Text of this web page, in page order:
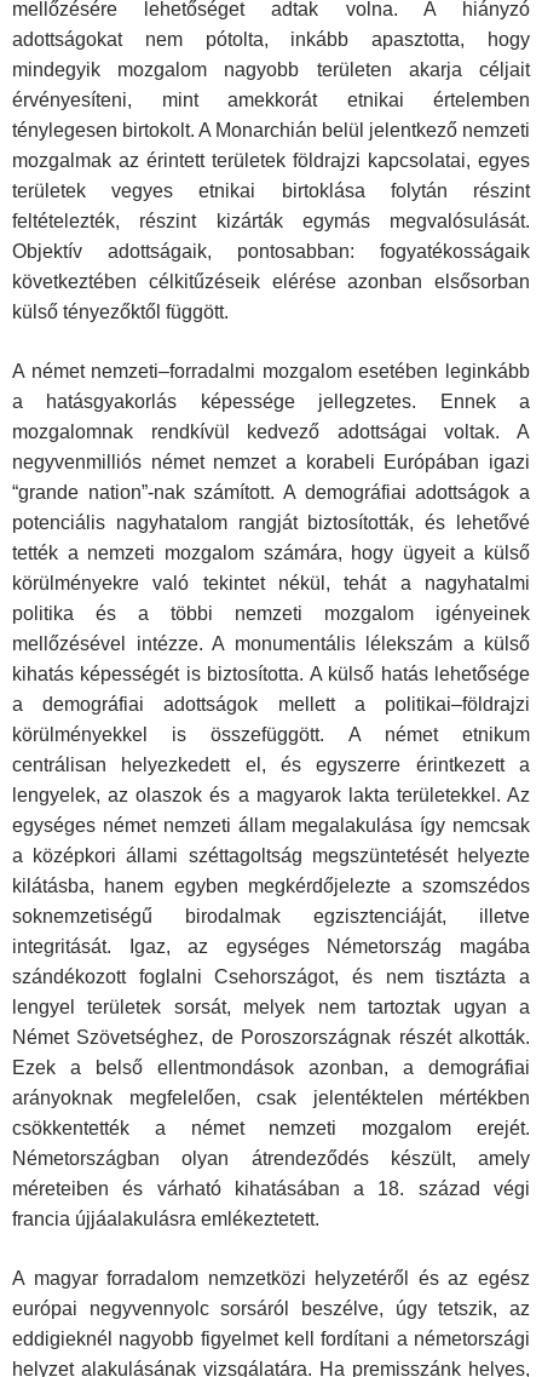
mellőzésére lehetőséget adtak volna. A hiányzó
adottságokat nem pótolta, inkább apasztotta, hogy
mindegyik mozgalom nagyobb területen akarja céljait
érvényesíteni, mint amekkorát etnikai értelemben
ténylegesen birtokolt. A Monarchián belül jelentkező nemzeti
mozgalmak az érintett területek földrajzi kapcsolatai, egyes
területek vegyes etnikai birtoklása folytán részint
feltételezték, részint kizárták egymás megvalósulását.
Objektív adottságaik, pontosabban: fogyatékosságaik
következtében célkitűzéseik elérése azonban elsősorban
külső tényezőktől függött.
A német nemzeti–forradalmi mozgalom esetében leginkább
a hatásgyakorlás képessége jellegzetes. Ennek a
mozgalomnak rendkívül kedvező adottságai voltak. A
negyvenmilliós német nemzet a korabeli Európában igazi
“grande nation”-nak számított. A demográfiai adottságok a
potenciális nagyhatalom rangját biztosították, és lehetővé
tették a nemzeti mozgalom számára, hogy ügyeit a külső
körülményekre való tekintet nékül, tehát a nagyhatalmi
politika és a többi nemzeti mozgalom igényeinek
mellőzésével intézze. A monumentális lélekszám a külső
kihatás képességét is biztosította. A külső hatás lehetősége
a demográfiai adottságok mellett a politikai–földrajzi
körülményekkel is összefüggött. A német etnikum
centrálisan helyezkedett el, és egyszerre érintkezett a
lengyelek, az olaszok és a magyarok lakta területekkel. Az
egységes német nemzeti állam megalakulása így nemcsak
a középkori állami széttagoltság megszüntetését helyezte
kilátásba, hanem egyben megkérdőjelezte a szomszédos
soknemzetiségű birodalmak egzisztenciáját, illetve
integritását. Igaz, az egységes Németország magába
szándékozott foglalni Csehországot, és nem tisztázta a
lengyel területek sorsát, melyek nem tartoztak ugyan a
Német Szövetséghez, de Poroszországnak részét alkották.
Ezek a belső ellentmondások azonban, a demográfiai
arányoknak megfelelően, csak jelentéktelen mértékben
csökkentették a német nemzeti mozgalom erejét.
Németországban olyan átrendeződés készült, amely
méreteiben és várható kihatásában a 18. század végi
francia újjáalakulásra emlékeztetett.
A magyar forradalom nemzetközi helyzetéről és az egész
európai negyvennyolc sorsáról beszélve, úgy tetszik, az
eddigieknél nagyobb figyelmet kell fordítani a németországi
helyzet alakulásának vizsgálatára. Ha premisszánk helyes,